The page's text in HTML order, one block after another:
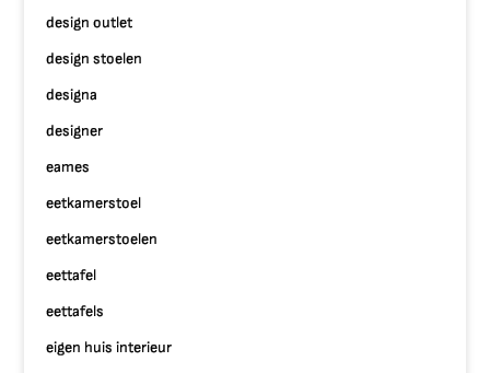
design outlet
design stoelen
designa
designer
eames
eetkamerstoel
eetkamerstoelen
eettafel
eettafels
eigen huis interieur